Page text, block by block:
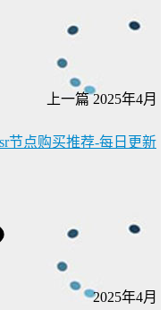
上一篇 2025年4月
节点购买推荐-每日更新
2025年4月